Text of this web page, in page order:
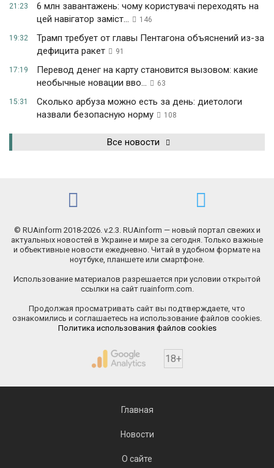
21:23
6 млн завантажень: чому користувачі переходять на
цей навігатор заміст...
146
19:32
Трамп требует от главы Пентагона объяснений из-за
дефицита ракет
91
17:19
Перевод денег на карту становится вызовом: какие
необычные новации вво...
63
15:31
Сколько арбуза можно есть за день: диетологи
назвали безопасную норму
108
Все новости
© RUAinform 2018-2026. v.2.3. RUAinform — новый портал свежих и
актуальных новостей в Украине и мире за сегодня. Только важные
и объективные новости ежедневно. Читай в удобном формате на
ноутбуке, планшете или смартфоне.
Использование материалов разрешается при условии открытой
ссылки на сайт ruainform.com.
Продолжая просматривать сайт вы подтверждаете, что
ознакомились и соглашаетесь на использование файлов cookies.
Политика использования файлов cookies
18+
Главная
Новости
О сайте